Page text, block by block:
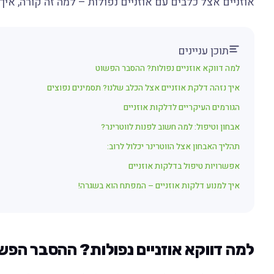
תוכן עניינים
למה דווקא אוזניים נפולות? ההסבר הפשוט
איך נזהה דלקת אוזניים אצל הכלב שלנו? תסמינים נפוצים
הגורמים העיקריים לדלקות אוזניים
אבחון וטיפול: למה חשוב לפנות לווטרינר?
תהליך האבחון אצל הווטרינר יכלול לרוב:
אפשרויות טיפול בדלקות אוזניים
איך למנוע דלקות אוזניים – המפתח הוא בשגרה!
למה דווקא אוזניים נפולות? ההסבר